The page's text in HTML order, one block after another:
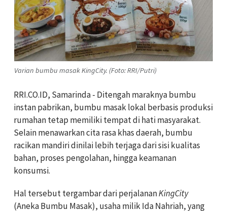
Varian bumbu masak KingCity. (Foto: RRI/Putri)
RRI.CO.ID, Samarinda - Ditengah maraknya bumbu
instan pabrikan, bumbu masak lokal berbasis produksi
rumahan tetap memiliki tempat di hati masyarakat.
Selain menawarkan cita rasa khas daerah, bumbu
racikan mandiri dinilai lebih terjaga dari sisi kualitas
bahan, proses pengolahan, hingga keamanan
konsumsi.
Hal tersebut tergambar dari perjalananKingCity
(Aneka Bumbu Masak), usaha milik Ida Nahriah, yang